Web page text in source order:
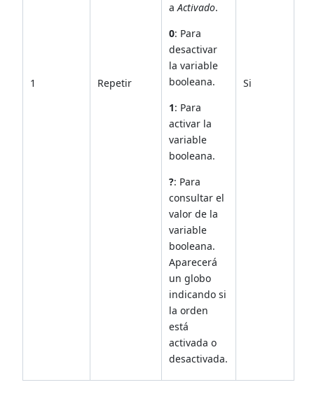
1 Repetir
aActivado.
0: Para
desactivar
la variable
booleana.
1: Para
activar la
variable
booleana.
?: Para
consultar el
valor de la
variable
booleana.
Aparecerá
un globo
indicando si
la orden
está
activada o
desactivada.
Si